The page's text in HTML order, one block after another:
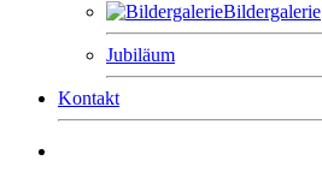
Bildergalerie
Jubiläum
Kontakt